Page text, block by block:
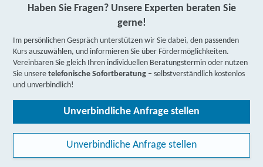
Haben Sie Fragen? Unsere Experten beraten Sie
gerne!
Im persönlichen Gespräch unterstützen wir Sie dabei, den passenden
Kurs auszuwählen, und informieren Sie über Fördermöglichkeiten.
Vereinbaren Sie gleich Ihren individuellen Beratungstermin oder nutzen
Sie unseretelefonische Sofortberatung – selbstverständlich kostenlos
und unverbindlich!
Unverbindliche Anfrage stellen
Unverbindliche Anfrage stellen